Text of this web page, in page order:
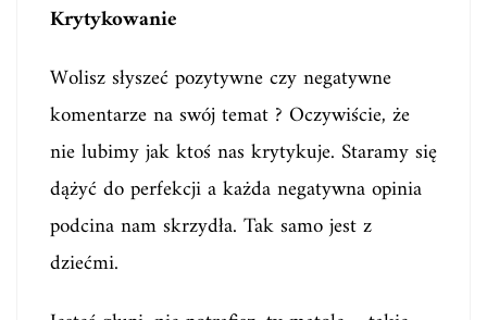
Krytykowanie
Wolisz słyszeć pozytywne czy negatywne
komentarze na swój temat ? Oczywiście, że
nie lubimy jak ktoś nas krytykuje. Staramy się
dążyć do perfekcji a każda negatywna opinia
podcina nam skrzydła. Tak samo jest z
dziećmi.